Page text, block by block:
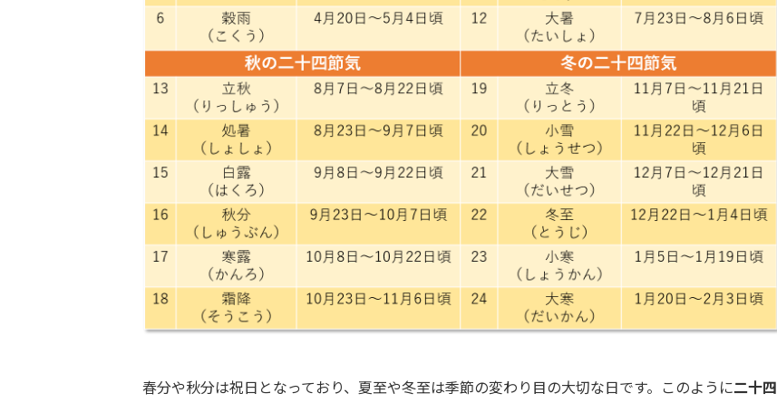
春分や秋分は祝日となっており、夏至や冬至は季節の変わり目の大切な日です。このように二十四